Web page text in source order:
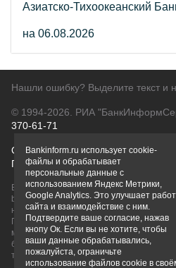
Азиатско-Тихоокеанский
на 06.08.2026
Нашли ошибку? Выделите текст и
© 1994-2026. РИА
370-61-71
О проектеПолитика
Правовая информацияДля
Вся информация о продуктах банков,
bankinform.ru, носит исключительно
не является публичной офертой,
ГК РФ. Информация не содержит
может быть изменена. Конечные
банков или при личном обращении.
товарные знаки принадлежит их
Bankinform.ru использует cookie-
файлы и обрабатывает
персональные данные с
использованием Яндекс Метрики,
Google Analytics. Это улучшает
сайта и взаимодействие с ним.
Подтвердите ваше согласие, нажав
кнопу Ок. Если вы не хотите, чтобы
ваши данные обрабатывались,
пожалуйста, ограничьте
использование файлов cookie в